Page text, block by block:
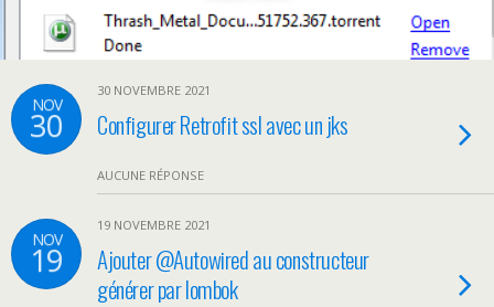
NOV
30
30 NOVEMBRE 2021
Configurer Retrofit ssl avec un jks
AUCUNE RÉPONSE
NOV
19
19 NOVEMBRE 2021
Ajouter @Autowired au constructeur
générer par lombok